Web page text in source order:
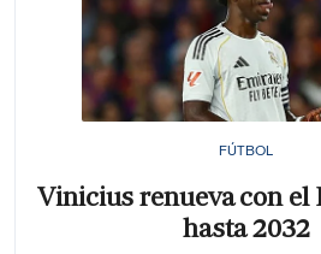
FÚTBOL
Vinicius renueva con el
hasta 2032